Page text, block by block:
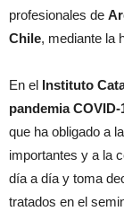
profesionales de
Chile, mediante la
En el Instituto
pandemia COVID-
que ha obligado a
importantes y a la
día a día y toma
tratados en el